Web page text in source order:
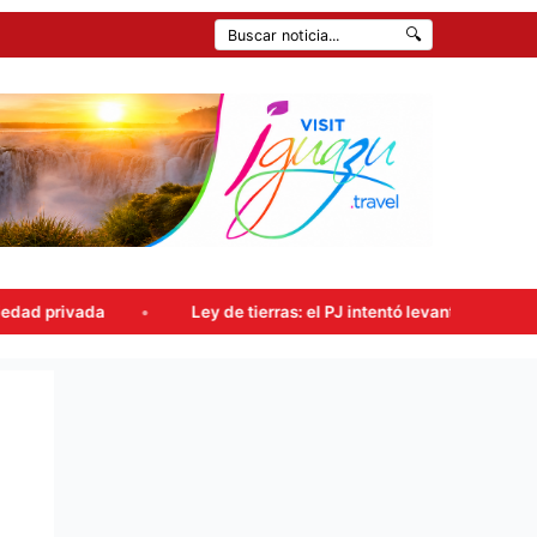
🔍
Ley de tierras: el PJ intentó levantar la sesión, pero el